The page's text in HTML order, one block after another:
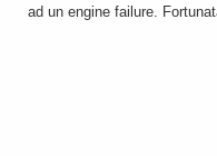
ad un engine failure.